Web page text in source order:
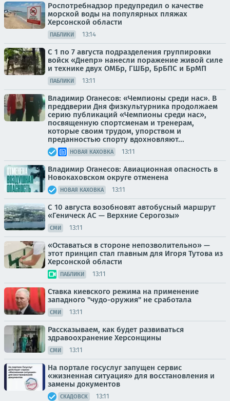
Роспотребнадзор предупредил о качестве
морской воды на популярных пляжах
Херсонской области
ПАБЛИКИ 13:14
С 1 по 7 августа подразделения группировки
войск «Днепр» нанесли поражение живой силе
и технике двух ОМБр, ГШБр, БрБПС и БрМП
ПАБЛИКИ 13:11
Владимир Оганесов: «Чемпионы среди нас». В
преддверии Дня физкультурника продолжаем
серию публикаций «Чемпионы среди нас»,
посвященную спортсменам и тренерам,
которые своим трудом, упорством и
преданностью спорту вдохновляют...
НОВАЯ КАХОВКА 13:11
Владимир Оганесов: Авиационная опасность в
Новокаховском округе отменена
НОВАЯ КАХОВКА 13:11
С 10 августа возобновят автобусный маршрут
«Геническ АС — Верхние Серогозы»
СМИ 13:11
«Оставаться в стороне непозволительно» —
этот принцип стал главным для Игоря Тутова из
Херсонской области
ПАБЛИКИ 13:11
Ставка киевского режима на применение
западного "чудо-оружия" не сработала
СМИ 13:11
Рассказываем, как будет развиваться
здравоохранение Херсонщины
СМИ 13:11
На портале госуслуг запущен сервис
«жизненная ситуация» для восстановления и
замены документов
СКАДОВСК 13:11